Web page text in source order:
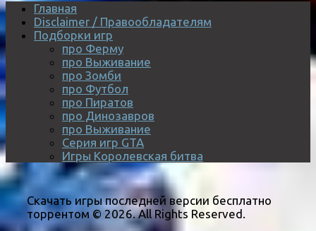
Главная
Disclaimer / Правообладателям
Подборки игр
про Ферму
про Выживание
про Зомби
про Футбол
про Пиратов
про Динозавров
про Выживание
Серия игр GTA
Игры Королевская битва
Скачать игры последней версии бесплатно
торрентом © 2026. All Rights Reserved.